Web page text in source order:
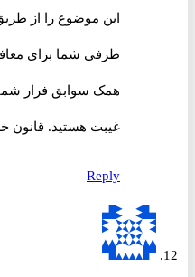
این موضوع را از طریق
طرفی شما برای معافیت
همک سوابق فرار شما
غیبت هستید. قانون خرید
Reply